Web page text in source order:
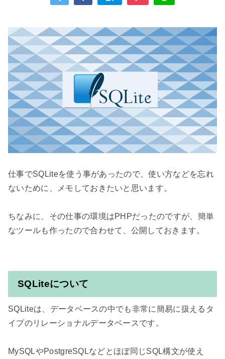
仕事でSQLiteを使う事があったので、使い方などを忘れ
ないために、メモしておきたいと思います。
ちなみに、その仕事の環境はPHPだったのですが、簡単
なツールも作ったので合わせて、公開しておきます。
SQLiteについて
SQLiteは、データベースの中でも非常に簡易に扱えるタ
イプのリレーショナルデータベースです。
MySQLやPostgreSQLなどとほぼ同じSQL構文が使え